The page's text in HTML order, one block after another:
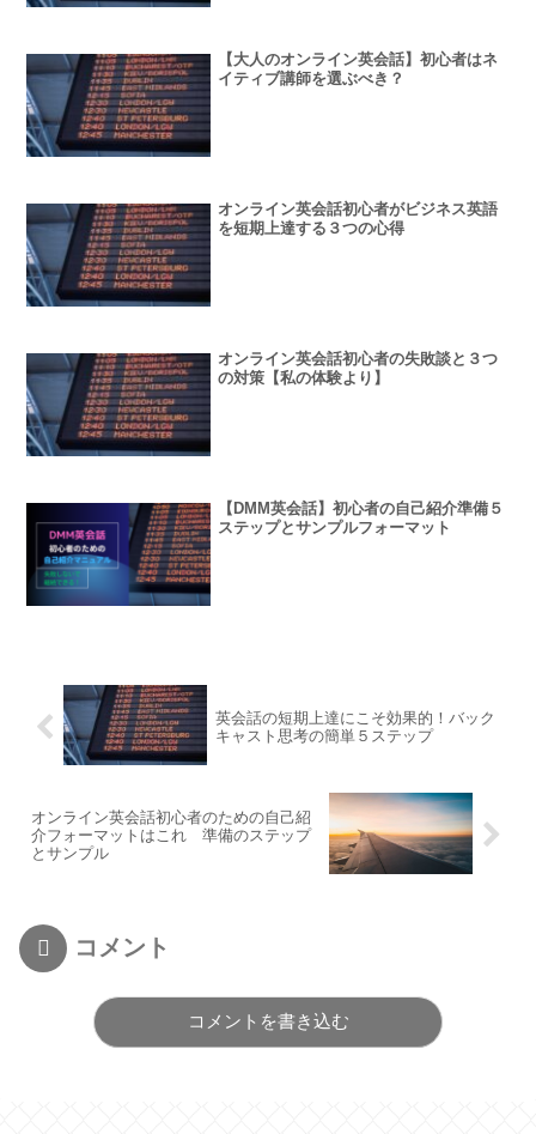
【大人のオンライン英会話】初心者はネ
イティブ講師を選ぶべき？
オンライン英会話初心者がビジネス英語
を短期上達する３つの心得
オンライン英会話初心者の失敗談と３つ
の対策【私の体験より】
【DMM英会話】初心者の自己紹介準備５
ステップとサンプルフォーマット
英会話の短期上達にこそ効果的！バック
キャスト思考の簡単５ステップ
オンライン英会話初心者のための自己紹
介フォーマットはこれ 準備のステップ
とサンプル
コメント
コメントを書き込む